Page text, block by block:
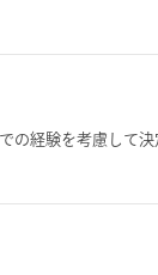
の経験を考慮して決